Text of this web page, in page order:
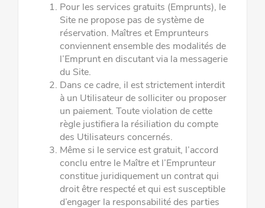
Pour les services gratuits (Emprunts), le
Site ne propose pas de système de
réservation. Maîtres et Emprunteurs
conviennentensemble des modalités de
l’Emprunt en discutant via la messagerie
du Site.
Dans ce cadre, il est strictement interdit
à un Utilisateur de solliciter ou proposer
un paiement. Toute violation de cette
règle justifiera la résiliation du compte
des Utilisateurs concernés.
Même si le service est gratuit, l’accord
conclu entre le Maître et l’Emprunteur
constitue juridiquement un contrat qui
droit être respecté et qui est susceptible
d’engager la responsabilité des parties